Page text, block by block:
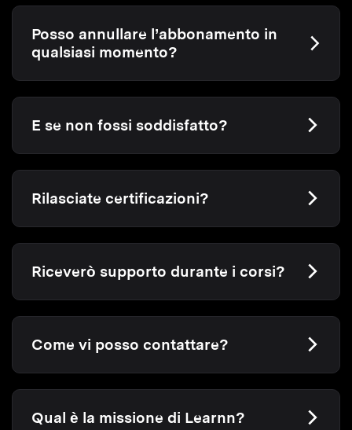
Posso annullare l’abbonamento in
qualsiasi momento?
E se non fossi soddisfatto?
Rilasciate certificazioni?
Riceverò supporto durante i corsi?
Come vi posso contattare?
Qual è la missione di Learnn?